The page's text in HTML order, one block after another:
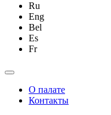
Ru
Eng
Bel
Es
Fr
О палате
Контакты